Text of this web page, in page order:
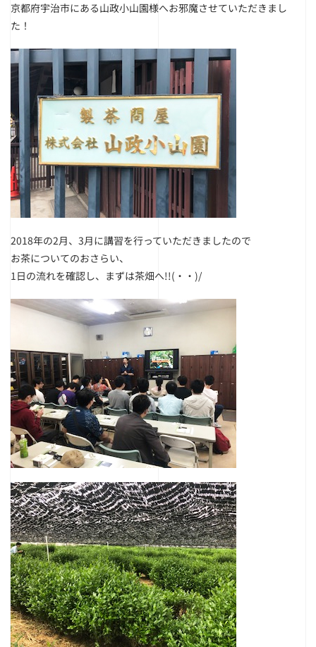
京都府宇治市にある山政小山園様へお邪魔させていただきまし
た！
2018年の2月、3月に講習を行っていただきましたので
お茶についてのおさらい、
1日の流れを確認し、まずは茶畑へ!!(・・)/